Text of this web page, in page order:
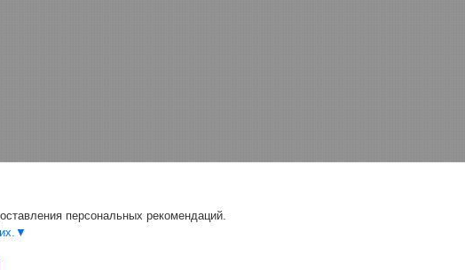
персональных рекомендаций.